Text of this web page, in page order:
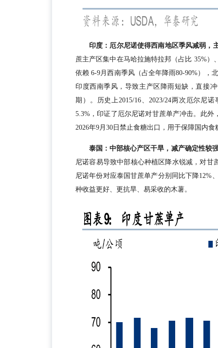
印度：厄尔尼诺使得西南地区季风减弱，
蔗主产区集中在马哈拉施特拉邦（占比 35%）
依赖 6-9月西南季风（占全年降雨80-90%），
印度西南季风，导致主产区降雨短缺，直接
期）。历史上2015/16、2023/24两次厄尔尼
5.3%，印证了厄尔尼诺对甘蔗单产冲击。此
2026年9月30日禁止食糖出口，用于保障国内
泰国：中部核心产区干旱，减产确定性较
尼诺容易导致中部核心种植区降水锐减，对甘
尼诺年份对应泰国甘蔗单产分别同比下降12%
种收益更好、更抗旱、易采收的木薯。